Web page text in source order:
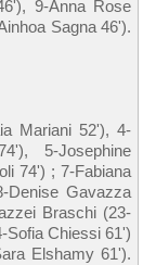
9-Anna Rose
Sagna 46').
Mariani 52'), 4-
5-Josephine
74') ; 7-Fabiana
Denise Gavazza
Braschi (23-
Sofia Chiessi 61')
Elshamy 61').